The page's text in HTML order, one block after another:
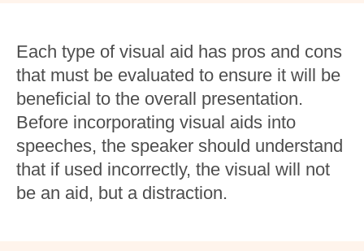
Each type of visual aid has pros and cons
that must be evaluated to ensure it will be
beneficial to the overall presentation.
Before incorporating visual aids into
speeches, the speaker should understand
that if used incorrectly, the visual will not
be an aid, but a distraction.